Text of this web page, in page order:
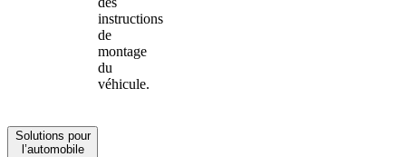
instructions
de
montage
du
véhicule.
Solutions pour
l’automobile